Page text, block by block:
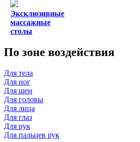
Эксклюзивные
массажные
столы
По зоне воздействия
Для тела
Для ног
Для шеи
Для головы
Для лица
Для глаз
Для рук
Для пальцев рук